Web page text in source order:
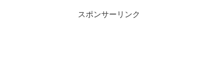
スポンサーリンク